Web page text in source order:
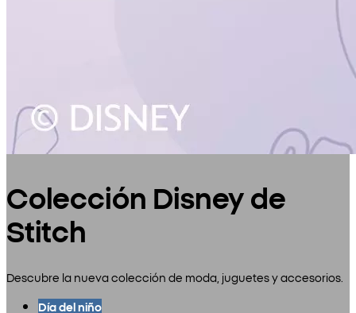
Colección Disney de
Stitch
Descubre la nueva colección de moda, juguetes y accesorios.
Día del niño